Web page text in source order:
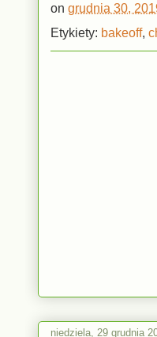
on grudnia 30,
Etykiety: bakeoff,
niedziela, 29 grudnia